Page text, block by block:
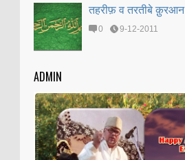
तहरीफ़ व तरतीबे क़ुरआन
0 9-12-2011
ADMIN